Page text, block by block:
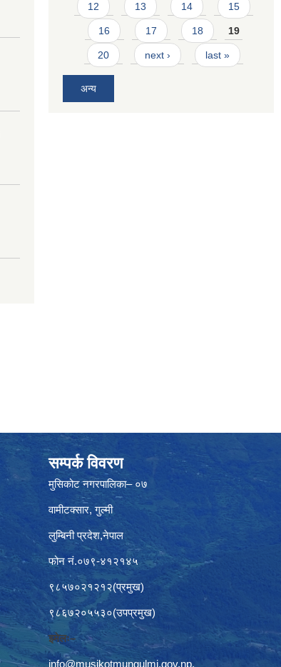
12 13 14 15
16 17 18 19
20 next › last »
अन्य
सम्पर्क विवरण
मुसिकोट नगरपालिका– ०७
वामीटक्सार, गुल्मी
लुम्बिनी प्रदेश,नेपाल
फोन नं.०७९-४१२१४५
९८५७०२१२१२(प्रमुख)
९८६७२०५५३०(उपप्रमुख)
इमेलः–
info@musikotmungulmi.gov.np,